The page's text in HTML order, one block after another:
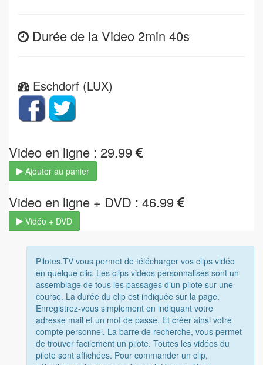
Durée de la Video 2min 40s
Eschdorf (LUX)
Video en ligne : 29.99
Ajouter au panier
Video en ligne + DVD : 46.99
Vidéo + DVD
Pilotes.TV vous permet de télécharger vos clips vidéo
en quelque clic. Les clips vidéos personnalisés sont un
assemblage de tous les passages d’un pilote sur une
course. La durée du clip est indiquée sur la page.
Enregistrez-vous simplement en indiquant votre
adresse mail et un mot de passe. Et créer ainsi votre
compte personnel. La barre de recherche, vous permet
de trouver facilement un pilote. Toutes les vidéos du
pilote sont affichées. Pour commander un clip,